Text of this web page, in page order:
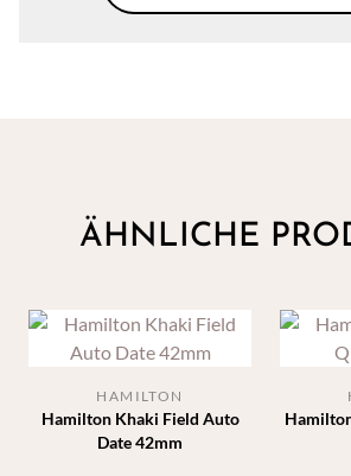
ÄHNLICHE
Hamilton Khaki Field Auto
Date 42mm
HAMILTON